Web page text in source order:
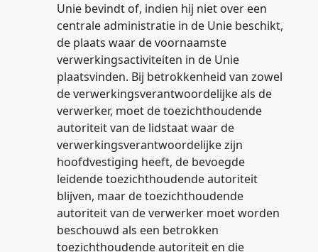
Unie bevindt of, indien hij niet over een
centrale administratie in de Unie beschikt,
de plaats waar de voornaamste
verwerkingsactiviteiten in de Unie
plaatsvinden. Bij betrokkenheid van zowel
de verwerkingsverantwoordelijke als de
verwerker, moet de toezichthoudende
autoriteit van de lidstaat waar de
verwerkingsverantwoordelijke zijn
hoofdvestiging heeft, de bevoegde
leidende toezichthoudende autoriteit
blijven, maar de toezichthoudende
autoriteit van de verwerker moet worden
beschouwd als een betrokken
toezichthoudende autoriteit en die